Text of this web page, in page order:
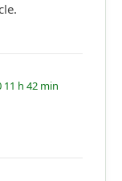
11 h 42 min